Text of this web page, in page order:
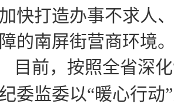
快打造办事不求人
的南屏街营商环境
前，按照全省深化
委监委以“暖心行